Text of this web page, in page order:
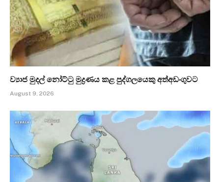
ව්‍යාජ මුදල් නෝට්ටු මුද්‍රණය කළ පුද්ගලයෙකු අත්අඩංගුවට
August 9, 2026